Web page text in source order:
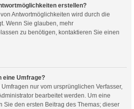
erstellen?
Antwortmöglichkeiten wird durch die
Wenn Sie glauben, mehr
zu benötigen, kontaktieren Sie einen
eine Umfrage?
nur vom ursprünglichen Verfasser,
bearbeitet werden. Um eine
Sie den ersten Beitrag des Themas; dieser